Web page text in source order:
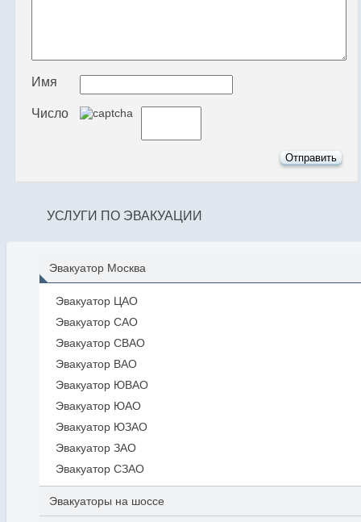
Имя
Число
УСЛУГИ ПО ЭВАКУАЦИИ
Эвакуатор Москва
Эвакуатор ЦАО
Эвакуатор САО
Эвакуатор СВАО
Эвакуатор ВАО
Эвакуатор ЮВАО
Эвакуатор ЮАО
Эвакуатор ЮЗАО
Эвакуатор ЗАО
Эвакуатор СЗАО
Эвакуаторы на шоссе